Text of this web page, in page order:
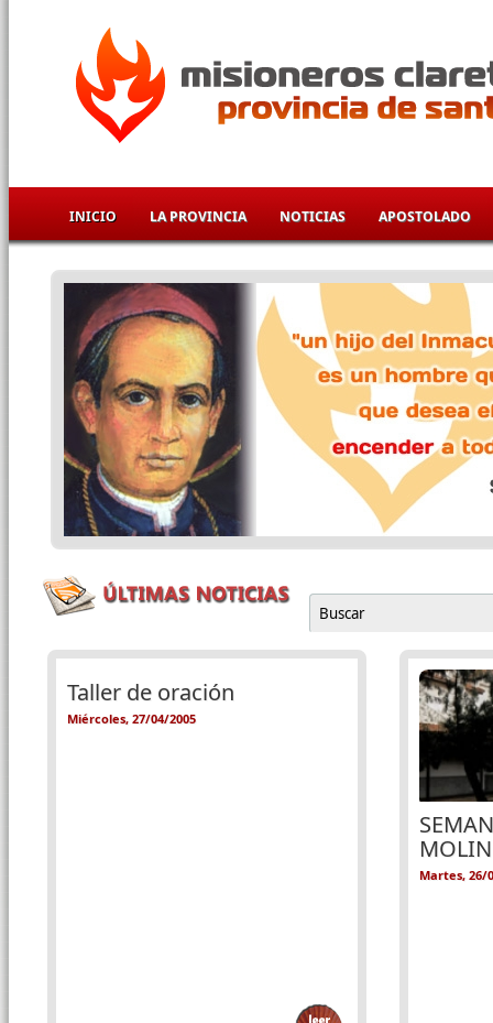
INICIO LA PROVINCIA NOTICIAS APOSTOLADO
Formulario de
Buscar
Taller de oración
Miércoles, 27/04/2005
Martes, 26/
Páginas